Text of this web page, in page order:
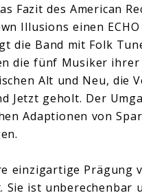
Fazit des American
Illusions einen
die Band mit Folk
die fünf Musiker
Alt und Neu, die
Jetzt geholt. Der
Adaptionen von
einzigartige Prägung
Sie ist unberechenbar